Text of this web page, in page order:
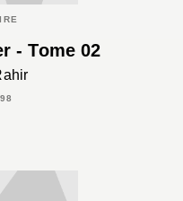
- Tome 02